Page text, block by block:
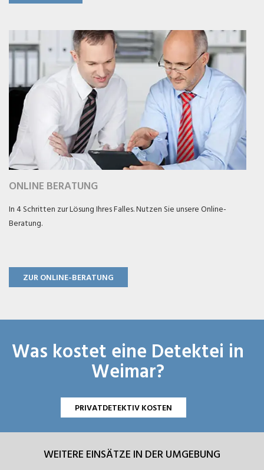
ONLINE BERATUNG
In 4 Schritten zur Lösung Ihres Falles. Nutzen Sie unsere Online-
Beratung.
ZUR ONLINE-BERATUNG
Was kostet eine Detektei in
Weimar?
PRIVATDETEKTIV KOSTEN
WEITERE EINSÄTZE IN DER UMGEBUNG